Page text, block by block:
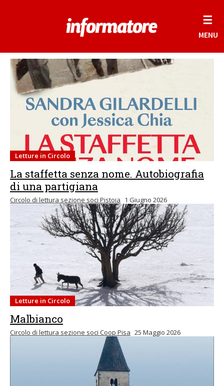
☰
MENU
Letture in Circolo
La staffetta senza nome. Autobiografia
di una partigiana
Circolo di lettura sezione soci Pistoia 1 Giugno 2026
Letture in Circolo
Malbianco
Circolo di lettura sezione soci Coop Pisa 25 Maggio 2026